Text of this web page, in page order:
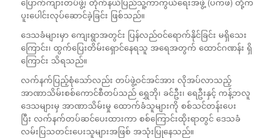
ပူးပေါင်းလုပ်ဆောင်ခဲ့ခြင်း ဖြစ်သည်။
ဒေသခံများမှာ ကျေးရွာအတွင်း ပြန်လည်ဝင်ရောက်နိုင်ခြင်း မရှိသေး
ကြောင်း၊ ထွက်ပြေးတိမ်းရှောင်နေရသူ အရေအတွက် ထောင်ဂဏန်း ရှိ
ကြောင်း သိရသည်။
လက်နက်ပြည့်စုံသော်လည်း တပ်ဖွဲ့ဝင်အင်အား လိုအပ်လာသည့်
အာဏာသိမ်းစစ်ကောင်စီတပ်သည် ရွှေဘို၊ ခင်ဦး၊ ရေဦးနှင့် ကန့်ဘလူ
ဒေသများမှ အာဏာသိမ်းမှု ထောက်ခံသူများကို စစ်သင်တန်းပေး
ပြီး လက်နက်တပ်ဆင်ပေးထားကာ စစ်ကြောင်းထိုးရာတွင် ဒေသခံ
လမ်းပြသတင်းပေးသူများအဖြစ် အသုံးပြုနေသည်။